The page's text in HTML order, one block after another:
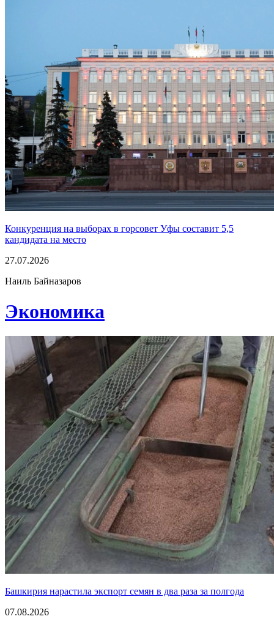
Конкуренция на выборах в горсовет Уфы составит 5,5
кандидата на место
27.07.2026
Наиль Байназаров
Экономика
Башкирия нарастила экспорт семян в два раза за полгода
07.08.2026